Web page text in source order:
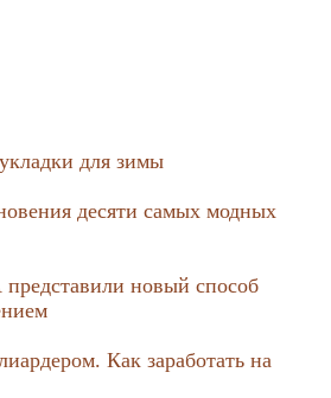
для зимы
десяти самых модных
новый способ
Как заработать на